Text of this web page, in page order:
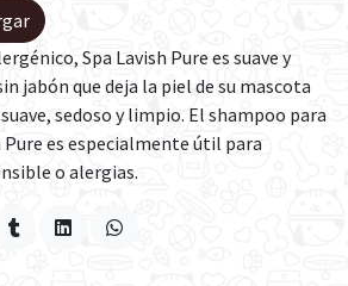
Spa Lavish Pure es suave y
jabón que deja la piel de su mascota
sedoso y limpio. El shampoo para
Pure es especialmente útil para
o alergias.